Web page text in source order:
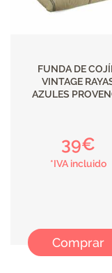
ILUMINACIÓN
FUNDA DE
VINTAGE
AZULES
39€
*IVA incluido
Comprar